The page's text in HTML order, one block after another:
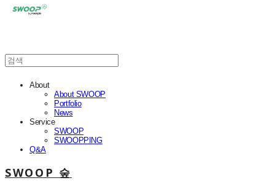
About
About SWOOP
Portfolio
News
Service
SWOOP
SWOOPPING
Q&A
SWOOP 숲